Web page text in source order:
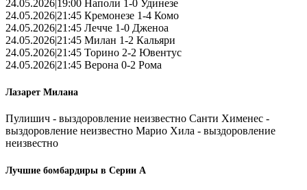
24.05.2026|19:00 Наполи 1-0 Удинезе
24.05.2026|21:45 Кремонезе 1-4 Комо
24.05.2026|21:45 Лечче 1-0 Дженоа
24.05.2026|21:45 Милан 1-2 Кальяри
24.05.2026|21:45 Торино 2-2 Ювентус
24.05.2026|21:45 Верона 0-2 Рома
Лазарет Милана
Пулишич - выздоровление неизвестно Санти Хименес -
выздоровление неизвестно Марио Хила - выздоровление
неизвестно
Лучшие бомбардиры в Серии А